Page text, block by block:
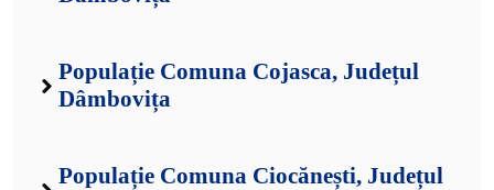
Populație Comuna Cojasca, Județul
Dâmbovița
Populație Comuna Ciocănești, Județul